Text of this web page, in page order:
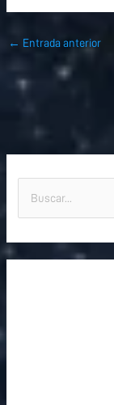
← Entrada anterior